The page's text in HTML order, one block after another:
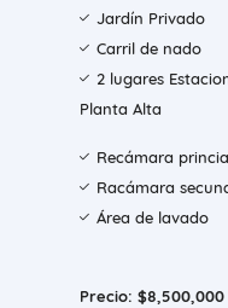
Jardín Privado
Carril de nado
2 lugares
Planta Alta
Recámara
Racámara
Área de lavado
Precio: $8,500,000